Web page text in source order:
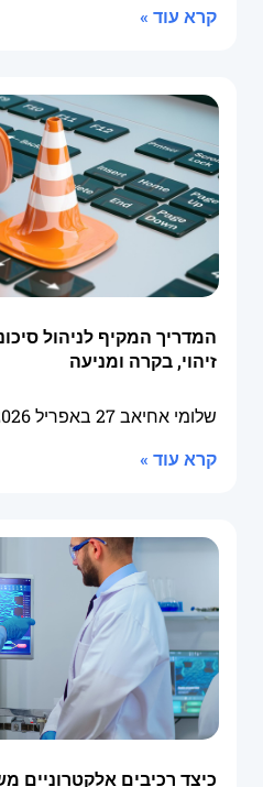
קרא עוד »
המדריך המקיף לניהול
זיהוי, בקרה ומניעה
שלומי אחיאב27 באפריל 2026
קרא עוד »
כיצד רכיבים אלקטרוניים